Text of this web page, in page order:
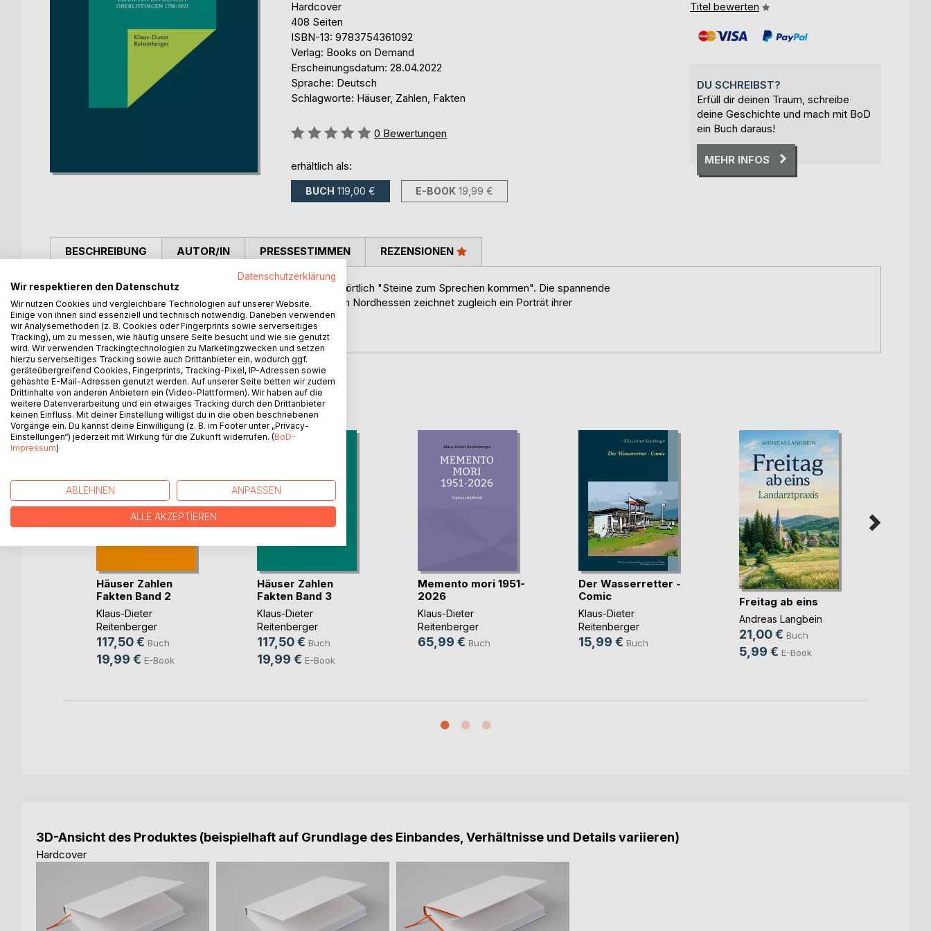
Hardcover
408 Seiten
ISBN-13: 9783754361092
Verlag: Books on Demand
Erscheinungsdatum: 28.04.2022
Sprache: Deutsch
Schlagworte: Häuser, Zahlen, Fakten
Bewertung::
0 Bewertungen
erhältlich als:
BUCH 119,00 € E-BOOK 19,99 €
Titel bewerten
DU SCHREIBST?
Erfüll dir deinen Traum, schreibe
deine Geschichte und mach mit BoD
ein Buch daraus!
MEHR INFOS
BESCHREIBUNG
Klaus Dieter Reitenberger lässt in seinen Büchern sprichwörtlich "Steine zum Sprechen kommen". Die spannende
und berührende Zeitreise durch die Häuser eines Dorfes in Nordhessen zeichnet zugleich ein Porträt ihrer
Bewohner.
Geschichte einmal anders erzählt.
AUTOR/IN PRESSESTIMMEN REZENSIONEN
WEITERE TITEL BEIBoD
Häuser Zahlen
Fakten Band 2
Klaus-Dieter
Reitenberger
117,50 € Buch
19,99 € E-Book
Häuser Zahlen
Fakten Band 3
Klaus-Dieter
Reitenberger
117,50 € Buch
19,99 € E-Book
Memento mori 1951-
2026
Klaus-Dieter
Reitenberger
65,99 € Buch
Der Wasserretter -
Comic
Klaus-Dieter
Reitenberger
15,99 € Buch
Freitag ab eins
Andreas Langbein
21,00 € Buch
5,99 € E-Book
3D-Ansicht des Produktes (beispielhaft auf Grundlage des Einbandes, Verhältnisse und Details variieren)
Hardcover
Datenschutzerklärung
Wir respektieren den Datenschutz
Wir nutzen Cookies und vergleichbare Technologien auf unserer Website.
Einige von ihnen sind essenziell und technisch notwendig. Daneben verwenden
wir Analysemethoden (z. B. Cookies oder Fingerprints sowie serverseitiges
Tracking), um zu messen, wie häufig unsere Seite besucht und wie sie genutzt
wird. Wir verwenden Trackingtechnologien zu Marketingzwecken und setzen
hierzu serverseitiges Tracking sowie auch Drittanbieter ein, wodurch ggf.
geräteübergreifend Cookies, Fingerprints, Tracking-Pixel, IP-Adressen sowie
gehashte E-Mail-Adressen genutzt werden. Auf unserer Seite betten wir zudem
Drittinhalte von anderen Anbietern ein (Video-Plattformen). Wir haben auf die
weitere Datenverarbeitung und ein etwaiges Tracking durch den Drittanbieter
keinen Einfluss. Mit deiner Einstellung willigst du in die oben beschriebenen
Vorgänge ein. Du kannst deine Einwilligung (z. B. im Footer unter „Privacy-
Einstellungen“) jederzeit mit Wirkung für die Zukunft widerrufen. (BoD-
Impressum)
ABLEHNEN ANPASSEN
ALLE AKZEPTIEREN